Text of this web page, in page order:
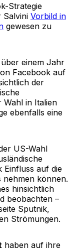
Strategie
Salvini Vorbild in
gewesen zu
über einem Jahr
Facebook auf
der
Wahl in Italien
ebenfalls eine
US-Wahl
Einfluss auf die
nehmen können.
hinsichtlich
beobachten –
Sputnik,
Strömungen.
haben auf ihre